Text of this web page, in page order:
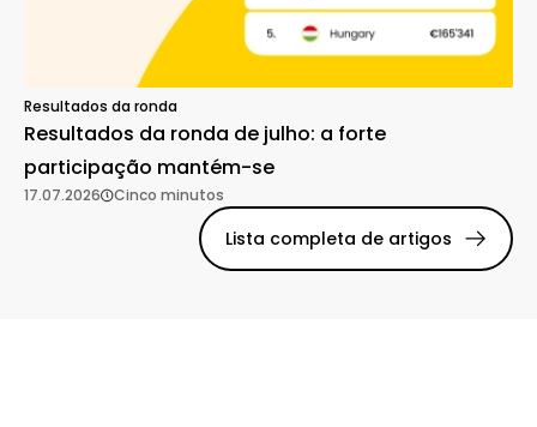
Resultados da ronda
Resultados da ronda de julho: a forte
participação mantém-se
17.07.2026 Cinco minutos
Lista completa de artigos